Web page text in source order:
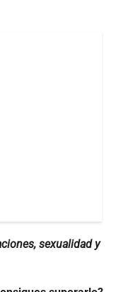
sexualidad y